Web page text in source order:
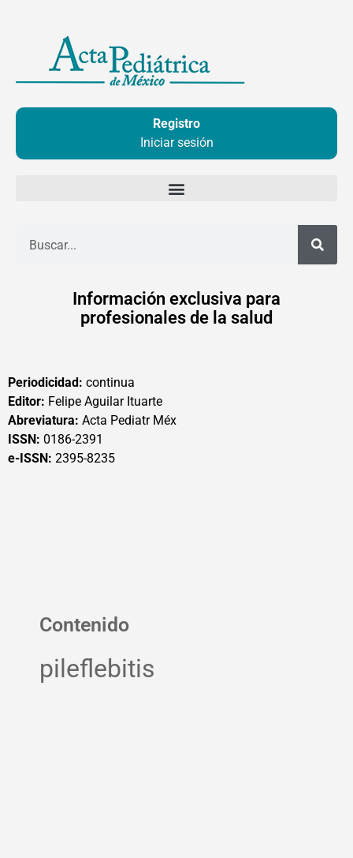
contenido
Registro
Iniciar sesión
Información exclusiva para
profesionales de la salud
Periodicidad: continua
Editor: Felipe Aguilar Ituarte
Abreviatura: Acta Pediatr Méx
ISSN: 0186-2391
e-ISSN: 2395-8235
Contenido
pileflebitis